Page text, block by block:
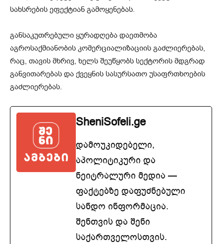
სახსრების ეფექტიან გამოყენებას.
განსაკუთრებული ყურადღება დაეთმობა
აგროსაქმიანობის კომერციალიზაციის გაძლიერებას,
რაც, თავის მხრივ, ხელს შეუწყობს სექტორის მდგრად
განვითარებას და ქვეყნის სასურსათო უსაფრთხოების
გაძლიერებას.
SheniSofeli.ge
დამოუკიდებელი,
აპოლიტიკური და
ნეიტრალური მედია —
ფაქტებზე დაფუძნებული
სანდო ინფორმაცია.
შენთვის და შენი
საქართველოსთვის.